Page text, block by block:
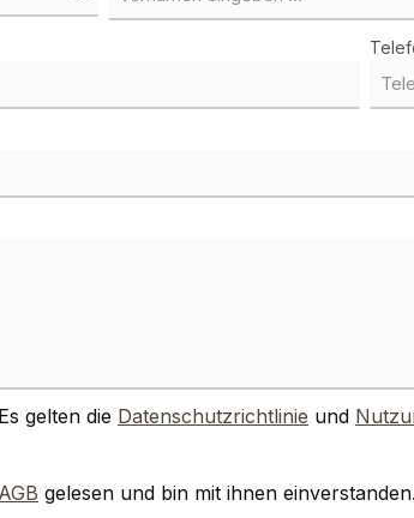
gelten die Datenschutzrichtlinie und
AGB gelesen und bin mit ihnen einverstanden.